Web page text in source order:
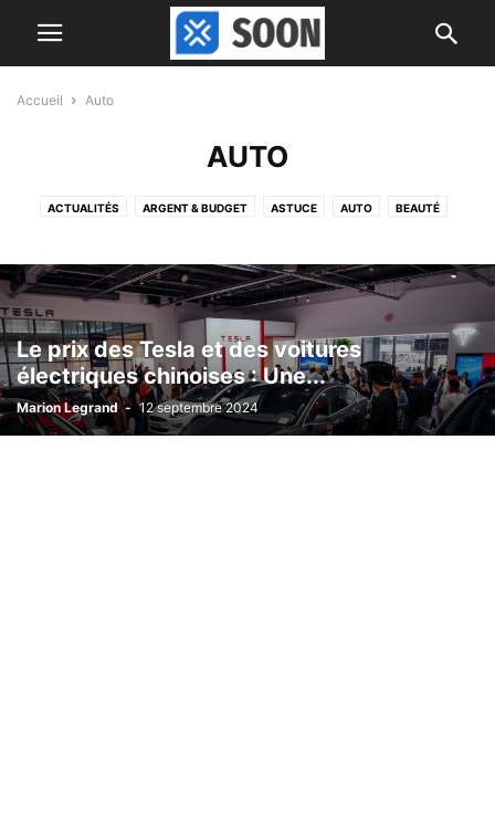
Accueil Auto
AUTO
ACTUALITÉS ARGENT & BUDGET ASTUCE AUTO BEAUTÉ
NETTOYAGE & ENTRETIEN NINTENDO PEOPLE PLAYSTATION
RECETTES RECIPES RETRAITE SANTÉ & REMÈDES SCIENCE
TECH TESTS
Le prix des Tesla et des voitures
électriques chinoises : Une...
Marion Legrand - 12 septembre 2024